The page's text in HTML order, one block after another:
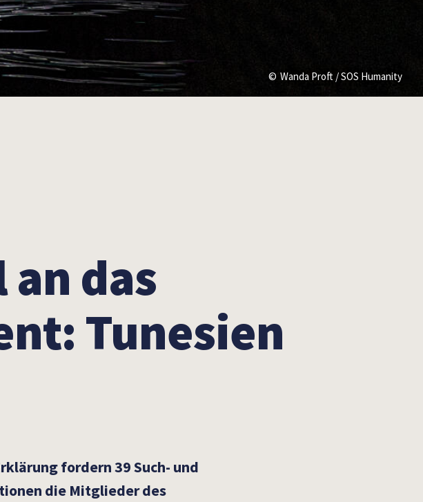
Wanda Proft / SOS Humanity
das
Tunesien
fordern39Such- und
die Mitglieder des